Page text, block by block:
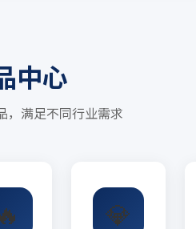
中心
，满足不同行业需求
🔥 💎